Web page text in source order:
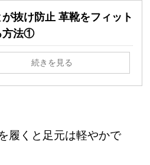
抜け防止 革靴をフィット
方法①
続きを見る
履くと足元は軽やかで